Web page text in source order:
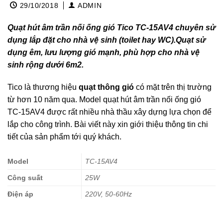
29/10/2018 ADMIN
Quạt hút âm trần nối ống gió Tico TC-15AV4 chuyên sử
dụng lắp đặt cho nhà vệ sinh (toilet hay WC).Quạt sử
dụng êm, lưu lượng gió mạnh, phù hợp cho nhà vệ
sinh rộng dưới 6m2.
Tico là thương hiệu quạt thông gió có mặt trên thị trường
từ hơn 10 năm qua. Model quạt hút âm trần nối ống gió
TC-15AV4 được rất nhiều nhà thầu xây dựng lựa chọn để
lắp cho công trình. Bài viết này xin giới thiệu thông tin chi
tiết của sản phẩm tới quý khách.
Model TC-15AV4
Công suất 25W
Điện áp 220V, 50-60Hz